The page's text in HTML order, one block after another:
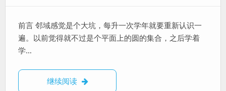
前言 邻域感觉是个大坑，每升一次学年就要重新认识一
遍。以前觉得就不过是个平面上的圆的集合，之后学着
学…
继续阅读 邻域生成的拓扑空间